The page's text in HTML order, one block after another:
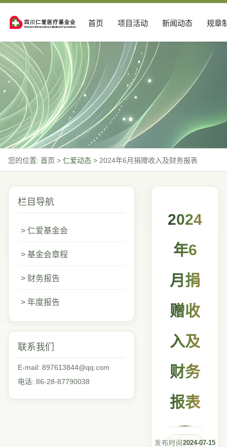
首页 项目活动 新闻动态 规章
您的位置: 首页 > 仁爱动态 > 2024年6月捐赠收入及财务报表
栏目导航
> 仁爱基金会
> 基金会章程
> 财务报告
> 年度报告
联系我们
E-mail: 897613844@qq.com
电话: 86-28-87790038
2024
年6
月捐
赠收
入及
财务
报表
发布时间2024-07-15